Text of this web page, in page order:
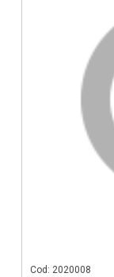
Cod: 2020008